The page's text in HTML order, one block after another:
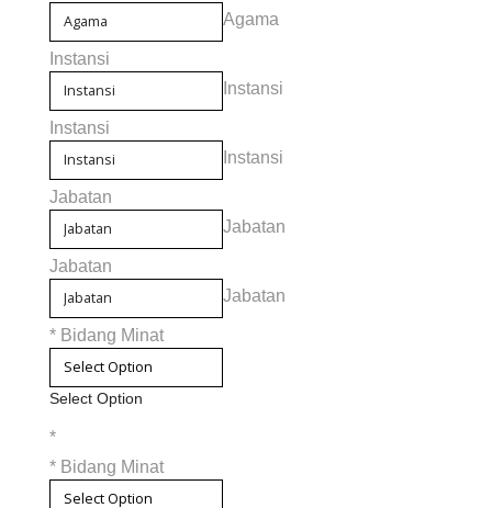
Agama
Instansi
Instansi
Instansi
Instansi
Jabatan
Jabatan
Jabatan
Jabatan
* Bidang Minat
Select Option
*
* Bidang Minat